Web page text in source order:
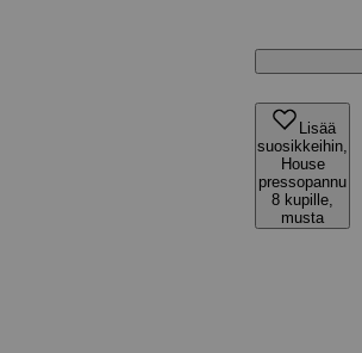
Lisää
suosikkeihin,
House
pressopannu
8 kupille,
musta